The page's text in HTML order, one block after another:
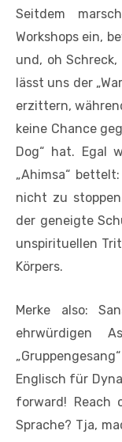
Seitdem
Workshops ein,
und, oh
lässt uns der
erzittern,
keine Chance
Dog“ hat. Egal
„Ahimsa“
nicht zu
der geneigte
unspirituellen
Körpers.
Merke also:
ehrwürdigen
Englisch für
forward! Reach
Sprache? Tja,